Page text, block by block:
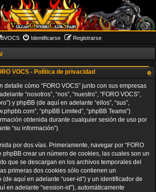
VOCS Identificarse Registrarse
VOCS - Política de privacidad
detalle cómo “FORO VOCS” junto con sus empresas
“nosotros”, “nos”, “nuestro”, “FORO VOCS”,
y phpBB (de aquí en adelante “ellos”, “sus”,
“phpBB Limited”, “phpBB Teams”)
obtenida durante cualquier sesión de uso por
“su información”).
por dos vías. Primeramente, navegar por “FORO
phpBB crear un número de cookies, las cuales son un
que se descargan en los archivos temporales del
primeras dos cookies sólo contienen un
aquí en adelante “user-id”) y un identificador de
en adelante “session-id”), automáticamente